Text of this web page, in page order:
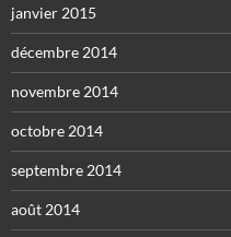
janvier 2015
décembre 2014
novembre 2014
octobre 2014
septembre 2014
août 2014